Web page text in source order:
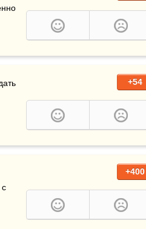
+54
+400